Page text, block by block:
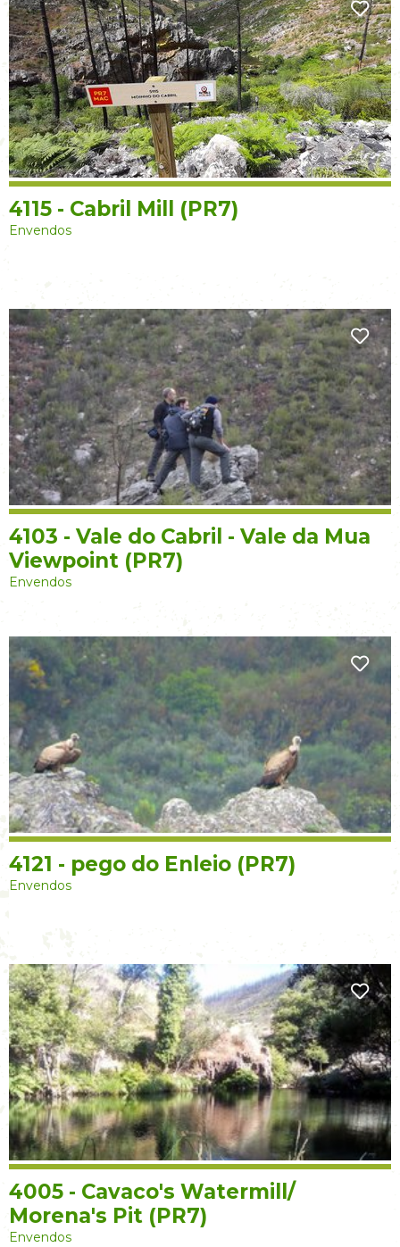
4115 - Cabril Mill (PR7)
Envendos
4103 - Vale do Cabril - Vale da Mua
Viewpoint (PR7)
Envendos
4121 - pego do Enleio (PR7)
Envendos
4005 - Cavaco's Watermill/
Morena's Pit (PR7)
Envendos